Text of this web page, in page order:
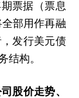
票据（票息
部用作再融
发行美元债
结构。
股价走势、